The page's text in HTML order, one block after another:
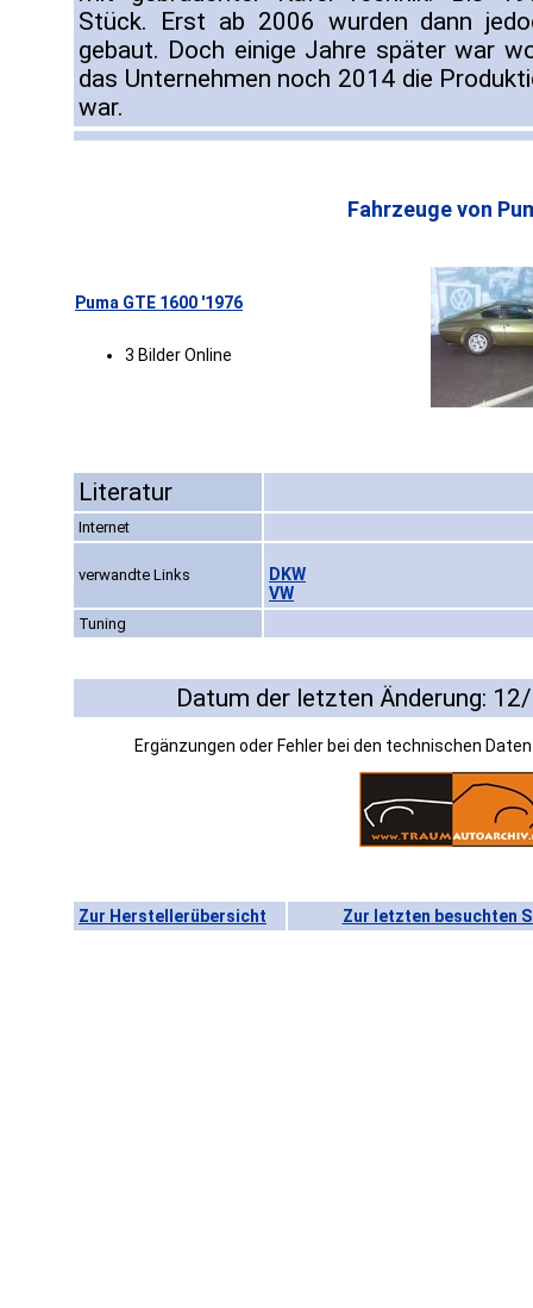
Stück. Erst ab 2006 wurden dann
gebaut. Doch einige Jahre später war
das Unternehmen noch 2014 die
war.
Fahrzeuge von
Puma GTE 1600 '1976
3 Bilder Online
Literatur
Internet
verwandte Links
DKW
VW
Tuning
Datum der letzten Änderung:
Ergänzungen oder Fehler bei den technischen
Zur Herstellerübersicht Zur letzten besuchten